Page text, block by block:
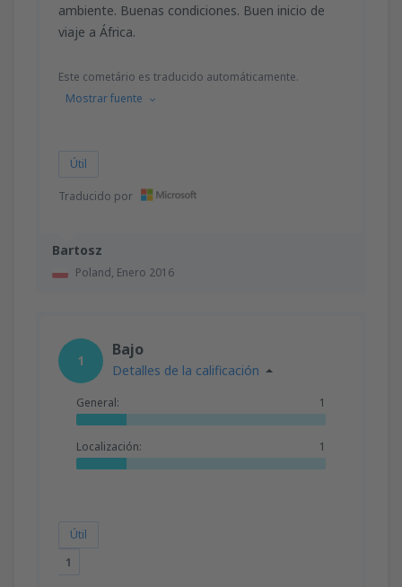
Bartosz
Poland, Enero 2016
ambiente. Buenas condiciones. Buen inicio de
viaje a África.
Este cometário es traducido automáticamente.
Mostrar fuente
Útil
Traducido por
1
Bajo
Detalles de la calificación
General: 1
Localización: 1
Útil
1